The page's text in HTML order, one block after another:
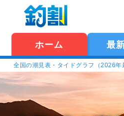
ホーム 最
全国の潮見表・タイドグラフ（2026年